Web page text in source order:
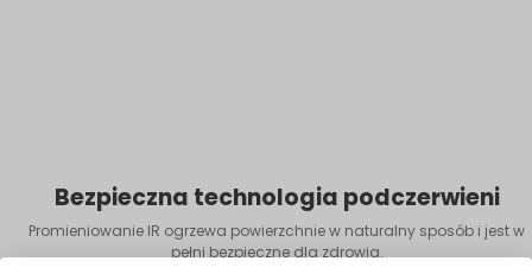
Bezpieczna technologia podczerwieni
Promieniowanie IR ogrzewa powierzchnie w naturalny sposób i jest w
pełni bezpieczne dla zdrowia.